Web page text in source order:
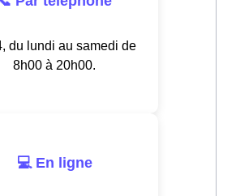
du lundi au samedi de
8h00 à 20h00.
💻 En ligne